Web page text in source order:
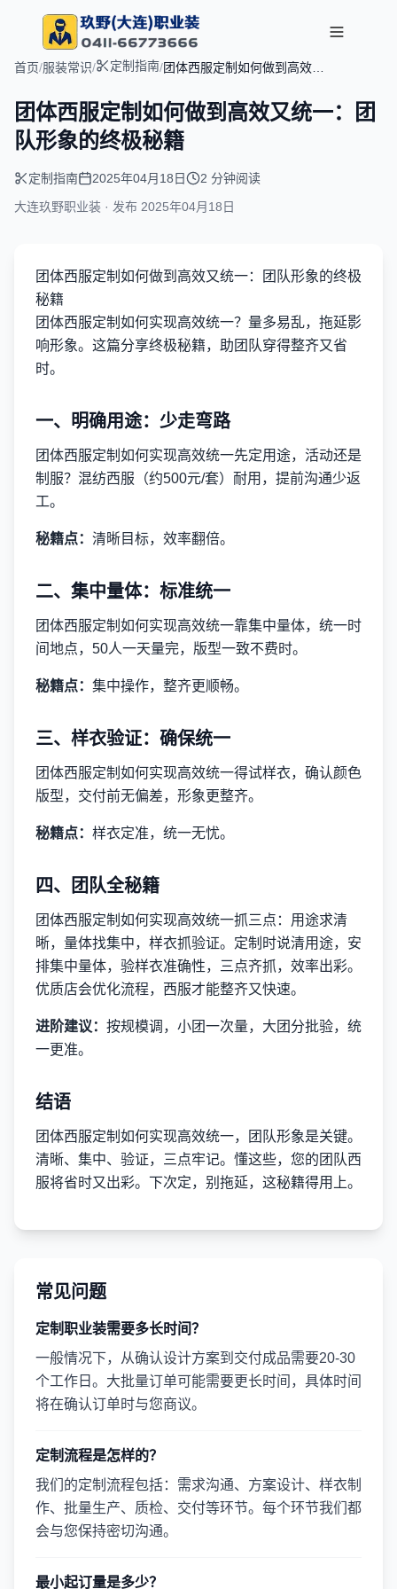
首页/服装常识/ 定制指南/团体西服定制如何做到高效又
团体西服定制如何做到高效又统一：团
队形象的终极秘籍
定制指南 2025年04月18日
2 分钟阅读
大连玖野职业装 · 发布 2025年04月18日
团体西服定制如何做到高效又统一：团队形象的终极
秘籍
团体西服定制如何实现高效统一？量多易乱，拖延影
响形象。这篇分享终极秘籍，助团队穿得整齐又省
时。
一、明确用途：少走弯路
团体西服定制如何实现高效统一先定用途，活动还是
制服？混纺西服（约500元/套）耐用，提前沟通少返
工。
秘籍点： 清晰目标，效率翻倍。
二、集中量体：标准统一
团体西服定制如何实现高效统一靠集中量体，统一时
间地点，50人一天量完，版型一致不费时。
秘籍点： 集中操作，整齐更顺畅。
三、样衣验证：确保统一
团体西服定制如何实现高效统一得试样衣，确认颜色
版型，交付前无偏差，形象更整齐。
秘籍点： 样衣定准，统一无忧。
四、团队全秘籍
团体西服定制如何实现高效统一抓三点：用途求清
晰，量体找集中，样衣抓验证。定制时说清用途，安
排集中量体，验样衣准确性，三点齐抓，效率出彩。
优质店会优化流程，西服才能整齐又快速。
进阶建议： 按规模调，小团一次量，大团分批验，统
一更准。
结语
团体西服定制如何实现高效统一，团队形象是关键。
清晰、集中、验证，三点牢记。懂这些，您的团队西
服将省时又出彩。下次定，别拖延，这秘籍得用上。
常见问题
定制职业装需要多长时间？
一般情况下，从确认设计方案到交付成品需要20-30
个工作日。大批量订单可能需要更长时间，具体时间
将在确认订单时与您商议。
定制流程是怎样的？
我们的定制流程包括：需求沟通、方案设计、样衣制
作、批量生产、质检、交付等环节。每个环节我们都
会与您保持密切沟通。
最小起订量是多少？